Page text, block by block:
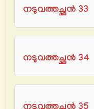
നടുവത്തച്ഛൻ 33
നടുവത്തച്ഛൻ 34